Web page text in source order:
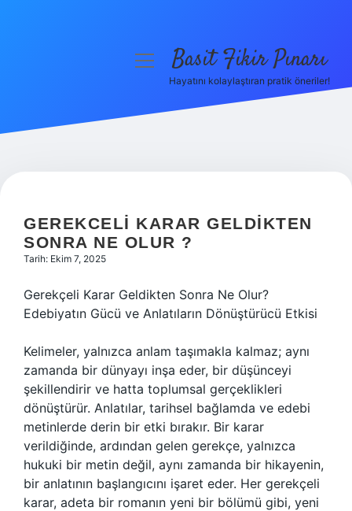
Hakkımızda
menüyüBasit Fikir Pınarı
Hayatını kolaylaştıran pratik öneriler!
GEREKCELI KARAR GELDIKTEN
SONRA NE OLUR ?
Tarih: Ekim 7, 2025
Gerekçeli Karar Geldikten Sonra Ne Olur?
Edebiyatın Gücü ve Anlatıların Dönüştürücü Etkisi
Kelimeler, yalnızca anlam taşımakla kalmaz; aynı
zamanda bir dünyayı inşa eder, bir düşünceyi
şekillendirir ve hatta toplumsal gerçeklikleri
dönüştürür. Anlatılar, tarihsel bağlamda ve edebi
metinlerde derin bir etki bırakır. Bir karar
verildiğinde, ardından gelen gerekçe, yalnızca
hukuki bir metin değil, aynı zamanda bir hikayenin,
bir anlatının başlangıcını işaret eder. Her gerekçeli
karar, adeta bir romanın yeni bir bölümü gibi, yeni